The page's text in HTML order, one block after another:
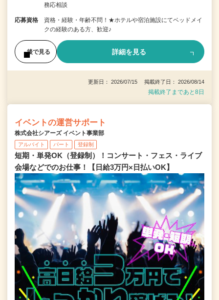
務応相談
応募資格
資格・経験・年齢不問！★ホテルや宿泊施設にてベッドメイ
クの経験のある方、歓迎♪
後で見る 詳細を見る
更新日： 2026/07/15 掲載終了日： 2026/08/14
掲載終了まであと8日
イベントの運営サポート
株式会社シアーズ イベント事業部
アルバイト パート 登録制
短期・単発OK（登録制）！コンサート・フェス・ライブ
会場などでのお仕事！【日給3万円×日払いOK】